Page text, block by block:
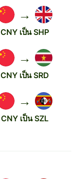
→
CNY เป็น SHP
→
CNY เป็น SRD
→
CNY เป็น SZL